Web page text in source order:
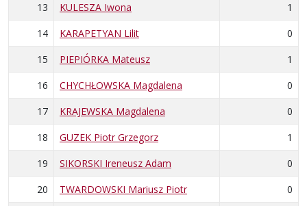
13
KULESZA Iwona
1
14
KARAPETYAN Lilit
0
15
PIEPIÓRKA Mateusz
1
16
CHYCHŁOWSKA Magdalena
0
17
KRAJEWSKA Magdalena
0
18
GUZEK Piotr Grzegorz
1
19
SIKORSKI Ireneusz Adam
0
20
TWARDOWSKI Mariusz Piotr
0